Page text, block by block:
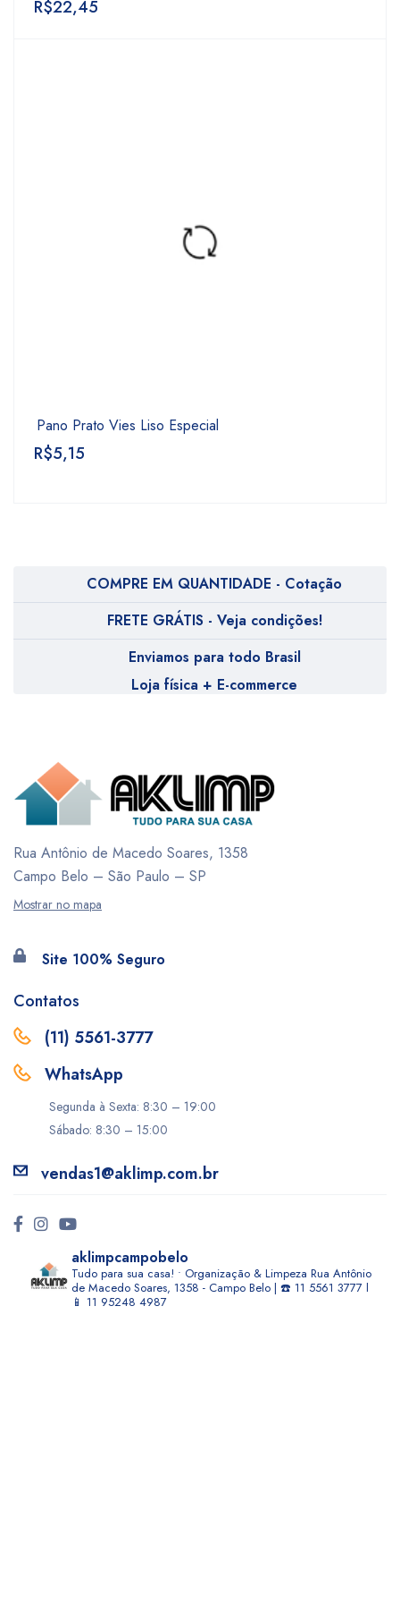
R$22,45
Pano Prato Vies Liso Especial
R$5,15
COMPRE EM QUANTIDADE - Cotação
FRETE GRÁTIS - Veja condições!
Enviamos para todo Brasil
Loja física + E-commerce
Rua Antônio de Macedo Soares, 1358
Campo Belo – São Paulo – SP
Mostrar no mapa
Site 100% Seguro
Contatos
(11) 5561-3777
WhatsApp
Segunda à Sexta: 8:30 – 19:00
Sábado: 8:30 – 15:00
vendas1@aklimp.com.br
aklimpcampobelo
Tudo para sua casa! • Organização & Limpeza Rua Antônio
de Macedo Soares, 1358 - Campo Belo | ☎️ 11 5561 3777 l
📱 11 95248 4987